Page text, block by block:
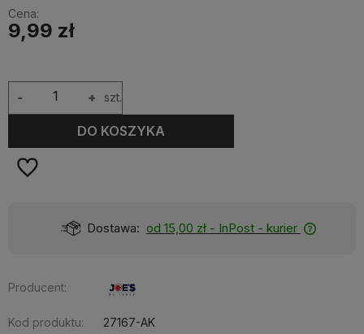
Cena:
9,99 zł
+
- szt.
DO KOSZYKA
Dostawa: od 15,00 zł - InPost - kurier
Producent:
Kod produktu:
27167-AK